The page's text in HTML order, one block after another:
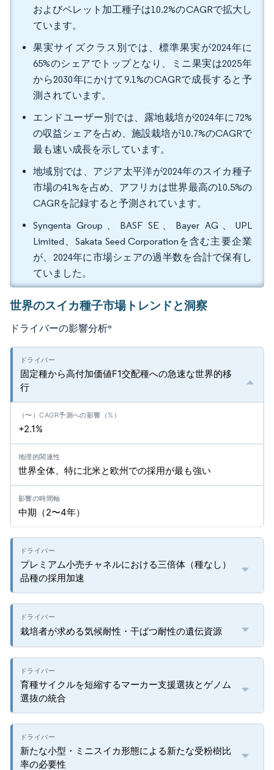
およびペレット加工種子は10.2%のCAGRで拡大し
ています。
果実サイズクラス別では、標準果実が2024年に
65%のシェアでトップとなり、ミニ果実は2025年
から2030年にかけて9.1%のCAGRで成長すると予
測されています。
エンドユーザー別では、露地栽培が2024年に72%
の収益シェアを占め、施設栽培が10.7%のCAGRで
最も速い成長を示しています。
地域別では、アジア太平洋が2024年のスイカ種子
市場の41%を占め、アフリカは世界最高の10.5%の
CAGRを記録すると予測されています。
Syngenta Group、BASF SE、Bayer AG、UPL
Limited、Sakata Seed Corporationを含む主要企業
が、2024年に市場シェアの過半数を合計で保有し
ていました。
世界のスイカ種子市場トレンドと洞察
ドライバーの影響分析*
固定種から高付加価値F1交配種への急速な世界的移
行
+2.1%
世界全体、特に北米と欧州での採用が最も強い
中期（2〜4年）
プレミアム小売チャネルにおける三倍体（種なし）
品種の採用加速
栽培者が求める気候耐性・干ばつ耐性の遺伝資源
育種サイクルを短縮するマーカー支援選抜とゲノム
選抜の統合
新たな小型・ミニスイカ形態による新たな受粉樹比
率の必要性